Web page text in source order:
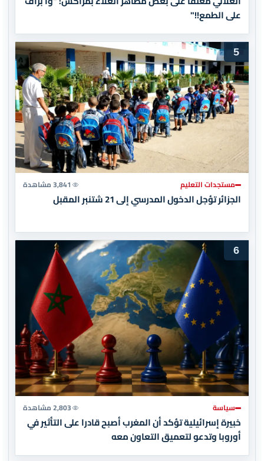
على الطمع!!"
5
مستجدات التعليم 3,841 مشاهدة
الجزائر تؤجل الدخول المدرسي إلى 21 شتنبر المقبل
6
سياسة 2,803 مشاهدة
خبيرة إسرائيلية تؤكد أن المغرب أصبح قادرا على التأثير في
أوروبا وتدعو لتعميق التعاون معه